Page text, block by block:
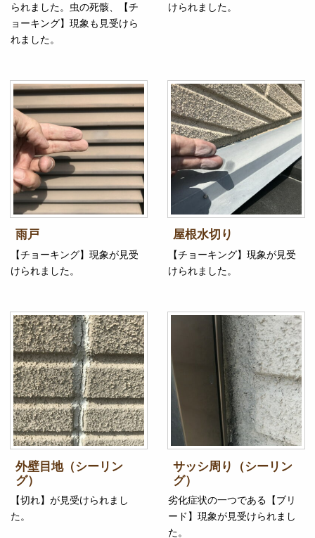
られました。虫の死骸、【チ
ョーキング】現象も見受けら
れました。
けられました。
雨戸
【チョーキング】現象が見受
けられました。
屋根水切り
【チョーキング】現象が見受
けられました。
外壁目地（シーリン
グ）
【切れ】が見受けられまし
た。
サッシ周り（シーリン
グ）
劣化症状の一つである【ブリ
ード】現象が見受けられまし
た。